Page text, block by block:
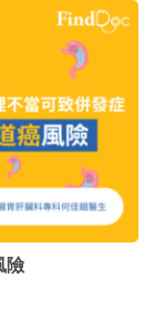
險